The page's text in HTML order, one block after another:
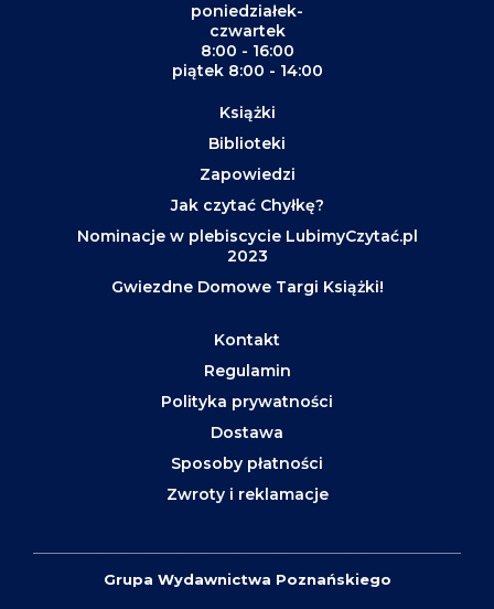
poniedziałek-
czwartek
8:00 - 16:00
piątek 8:00 - 14:00
Książki
Biblioteki
Zapowiedzi
Jak czytać Chyłkę?
Nominacje w plebiscycie LubimyCzytać.pl
2023
Gwiezdne Domowe Targi Książki!
Kontakt
Regulamin
Polityka prywatności
Dostawa
Sposoby płatności
Zwroty i reklamacje
Grupa Wydawnictwa Poznańskiego